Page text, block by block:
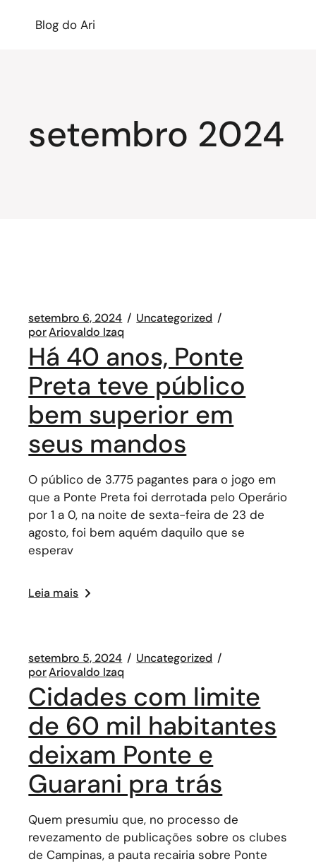
Blog do Ari
setembro 2024
setembro 6, 2024
Uncategorized
porAriovaldo Izaq
Há 40 anos, Ponte
Preta teve público
bem superior em
seus mandos
O público de 3.775 pagantes para o jogo em
que a Ponte Preta foi derrotada pelo Operário
por 1 a 0, na noite de sexta-feira de 23 de
agosto, foi bem aquém daquilo que se
esperav
Leia mais
setembro 5, 2024
Uncategorized
porAriovaldo Izaq
Cidades com limite
de 60 mil habitantes
deixam Ponte e
Guarani pra trás
Quem presumiu que, no processo de
revezamento de publicações sobre os clubes
de Campinas, a pauta recairia sobre Ponte